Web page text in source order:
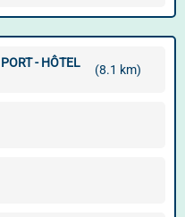
- HÔTEL
(8.1 km)